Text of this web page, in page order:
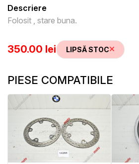
Descriere
Folosit , stare buna.
350.00 lei LIPSĂ STOC
PIESE COMPATIBILE